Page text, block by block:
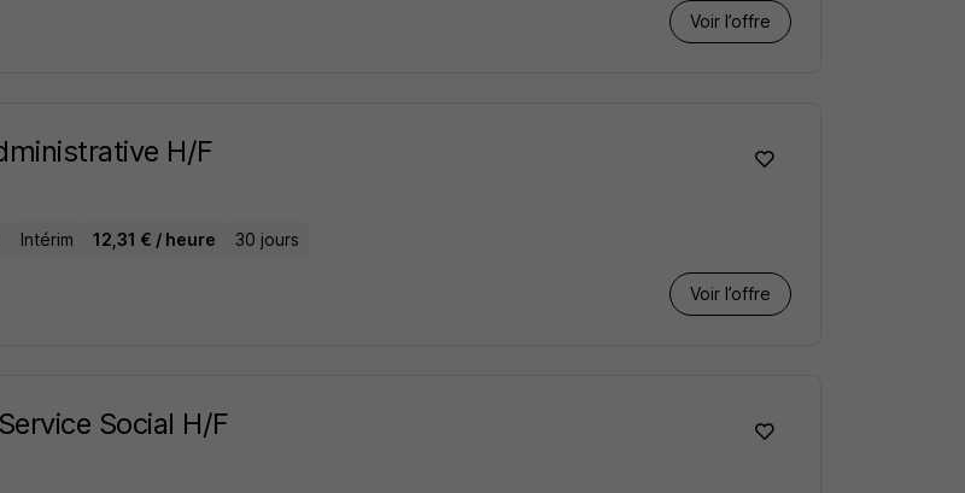
Voir l’offre
H/F
Intérim 12,31 € / heure 30 jours
Voir l’offre
Social H/F